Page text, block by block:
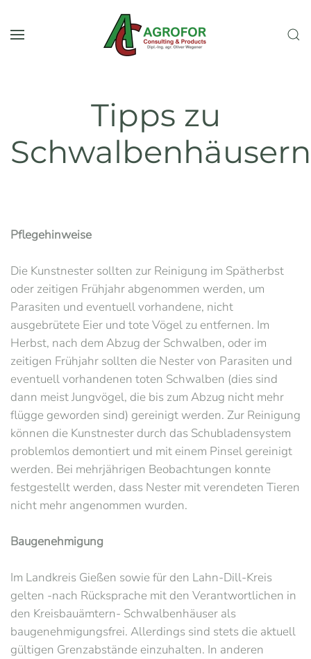
Skip to main content
Tipps zu
Schwalbenhäusern
Pflegehinweise
Die Kunstnester sollten zur Reinigung im Spätherbst
oder zeitigen Frühjahr abgenommen werden, um
Parasiten und eventuell vorhandene, nicht
ausgebrütete Eier und tote Vögel zu entfernen. Im
Herbst, nach dem Abzug der Schwalben, oder im
zeitigen Frühjahr sollten die Nester von Parasiten und
eventuell vorhandenen toten Schwalben (dies sind
dann meist Jungvögel, die bis zum Abzug nicht mehr
flügge geworden sind) gereinigt werden. Zur Reinigung
können die Kunstnester durch das Schubladensystem
problemlos demontiert und mit einem Pinsel gereinigt
werden. Bei mehrjährigen Beobachtungen konnte
festgestellt werden, dass Nester mit verendeten Tieren
nicht mehr angenommen wurden.
Baugenehmigung
Im Landkreis Gießen sowie für den Lahn-Dill-Kreis
gelten -nach Rücksprache mit den Verantwortlichen in
den Kreisbauämtern- Schwalbenhäuser als
baugenehmigungsfrei. Allerdings sind stets die aktuell
gültigen Grenzabstände einzuhalten. In anderen